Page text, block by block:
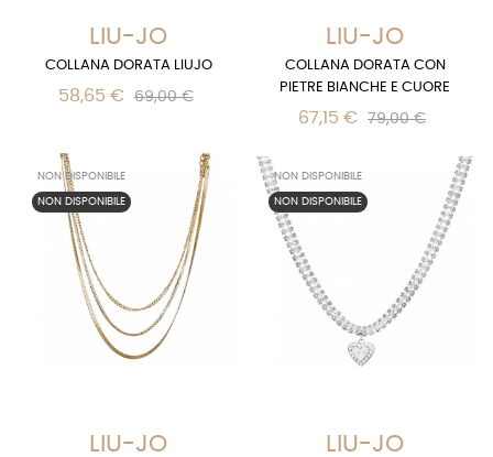
LIU-JO
COLLANA DORATA LIUJO
58,65 € 69,00 €
LIU-JO
COLLANA DORATA CON
PIETRE BIANCHE E CUORE
67,15 € 79,00 €
NON DISPONIBILE
NON DISPONIBILE
LIU-JO
NON DISPONIBILE
NON DISPONIBILE
LIU-JO